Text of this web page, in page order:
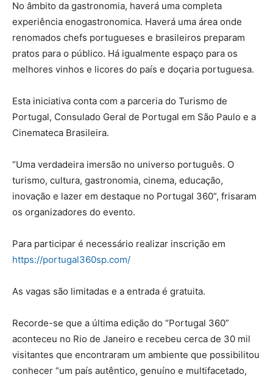
No âmbito da gastronomia, haverá uma completa
experiência enogastronomica. Haverá uma área onde
renomados chefs portugueses e brasileiros preparam
pratos para o público. Há igualmente espaço para os
melhores vinhos e licores do país e doçaria portuguesa.
Esta iniciativa conta com a parceria do Turismo de
Portugal, Consulado Geral de Portugal em São Paulo e a
Cinemateca Brasileira.
“Uma verdadeira imersão no universo português. O
turismo, cultura, gastronomia, cinema, educação,
inovação e lazer em destaque no Portugal 360”, frisaram
os organizadores do evento.
Para participar é necessário realizar inscrição em
https://portugal360sp.com/
As vagas são limitadas e a entrada é gratuita.
Recorde-se que a última edição do “Portugal 360”
aconteceu no Rio de Janeiro e recebeu cerca de 30 mil
visitantes que encontraram um ambiente que possibilitou
conhecer “um país autêntico, genuíno e multifacetado,